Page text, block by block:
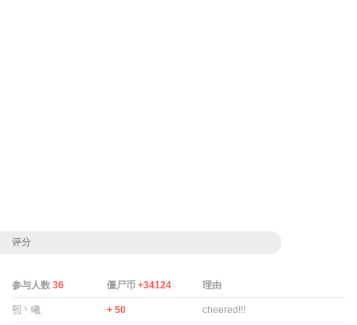
评分
参与人数 36 僵尸币+34124 理由
熙丶曦 + 50 cheered!!!